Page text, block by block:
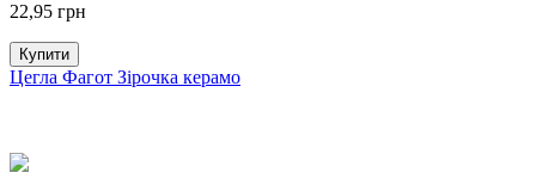
22,95 грн
Купити
Цегла Фагот Зірочка керамо